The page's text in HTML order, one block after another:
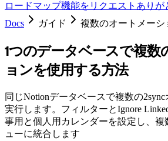
ロードマップ機能をリクエスト ありが
Docs
ガイド 複数のオートメーシ
1つのデータベースで複数
ョンを使用する方法
同じNotionデータベースで複数の
実行します。フィルターとIgnore
事用と個人用カレンダーを設定し、複
ューに統合します